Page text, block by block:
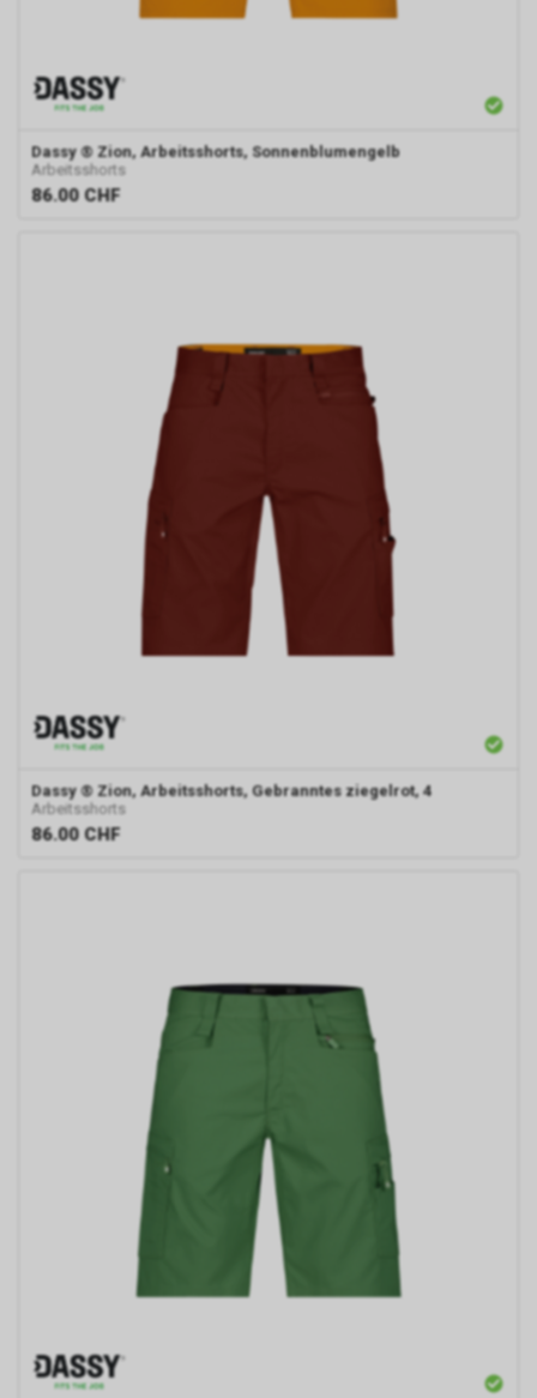
Dassy ® Zion, Arbeitsshorts, Sonnenblumengelb
Arbeitsshorts
86.00 CHF
Dassy ® Zion, Arbeitsshorts, Gebranntes ziegelrot, 4
Arbeitsshorts
86.00 CHF